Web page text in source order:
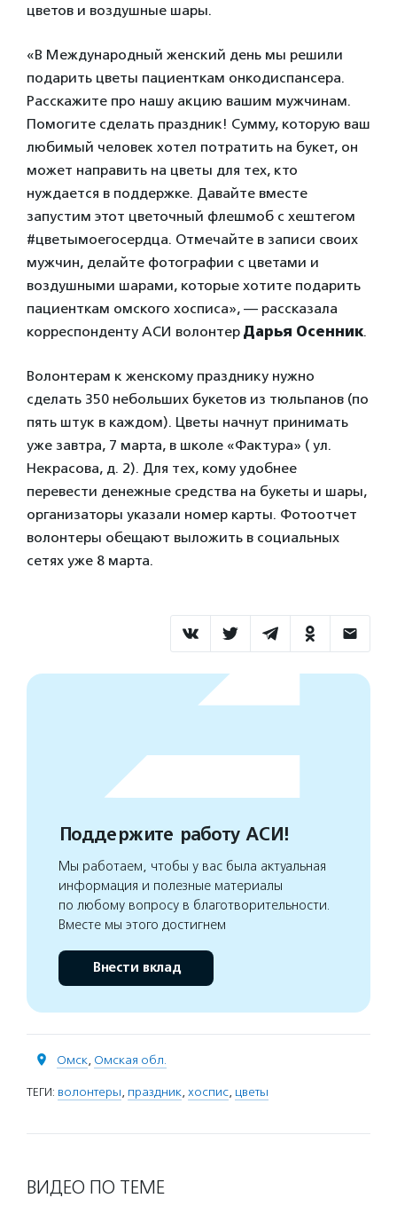
цветов и воздушные шары.
«В Международный женский день мы решили
подарить цветы пациенткам онкодиспансера.
Расскажите про нашу акцию вашим мужчинам.
Помогите сделать праздник! Сумму, которую ваш
любимый человек хотел потратить на букет, он
может направить на цветы для тех, кто
нуждается в поддержке. Давайте вместе
запустим этот цветочный флешмоб с хештегом
#цветымоегосердца. Отмечайте в записи своих
мужчин, делайте фотографии с цветами и
воздушными шарами, которые хотите подарить
пациенткам омского хосписа», — рассказала
корреспонденту АСИ волонтер Дарья Осенник.
Волонтерам к женскому празднику нужно
сделать 350 небольших букетов из тюльпанов (по
пять штук в каждом). Цветы начнут принимать
уже завтра, 7 марта, в школе «Фактура» ( ул.
Некрасова, д. 2). Для тех, кому удобнее
перевести денежные средства на букеты и шары,
организаторы указали номер карты. Фотоотчет
волонтеры обещают выложить в социальных
сетях уже 8 марта.
Поддержите работу АСИ!
Мы работаем, чтобы у вас была актуальная
информация и полезные материалы
по любому вопросу в благотворительности.
Вместе мы этого достигнем
Внести вклад
Омск, Омская обл.
ТЕГИ: волонтеры, праздник, хоспис, цветы
ВИДЕО ПО ТЕМЕ